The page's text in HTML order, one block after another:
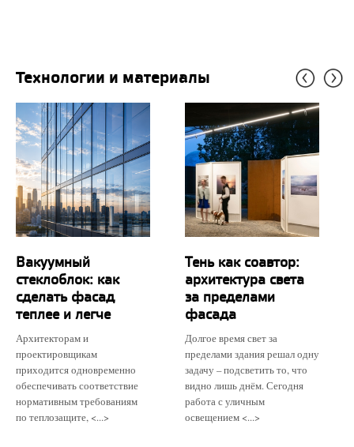
Технологии и материалы
Вакуумный
стеклоблок: как
сделать фасад
теплее и легче
Архитекторам и
проектировщикам
приходится одновременно
обеспечивать соответствие
нормативным требованиям
по теплозащите, <...>
Тень как соавтор:
архитектура света
за пределами
фасада
Долгое время свет за
пределами здания решал одну
задачу – подсветить то, что
видно лишь днём. Сегодня
работа с уличным
освещением <...>